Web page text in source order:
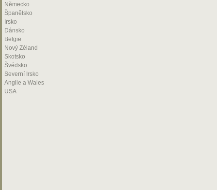
Německo
Španělsko
Irsko
Dánsko
Belgie
Nový Zéland
Skotsko
Švédsko
Severní Irsko
Anglie a Wales
USA